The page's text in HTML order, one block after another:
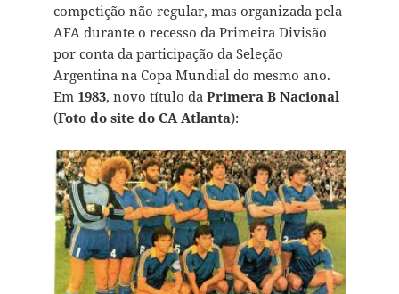
competição não regular, mas organizada pela
AFA durante o recesso da Primeira Divisão
por conta da participação da Seleção
Argentina na Copa Mundial do mesmo ano.
Em 1983, novo título da Primera B Nacional
(Foto do site do CA Atlanta):